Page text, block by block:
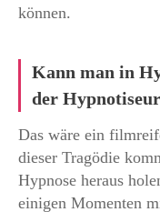
können.
Kann man in
der
Das wäre ein
dieser Tragödie
Hypnose heraus
einigen Momenten